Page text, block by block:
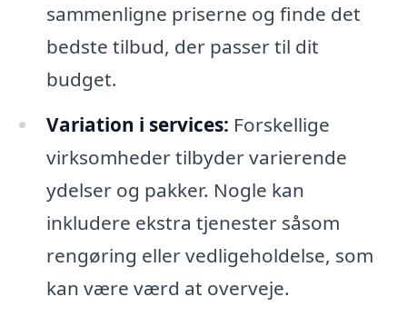
sammenligne priserne og finde det
bedste tilbud, der passer til dit
budget.
Variation i services: Forskellige
virksomheder tilbyder varierende
ydelser og pakker. Nogle kan
inkludere ekstra tjenester såsom
rengøring eller vedligeholdelse, som
kan være værd at overveje.